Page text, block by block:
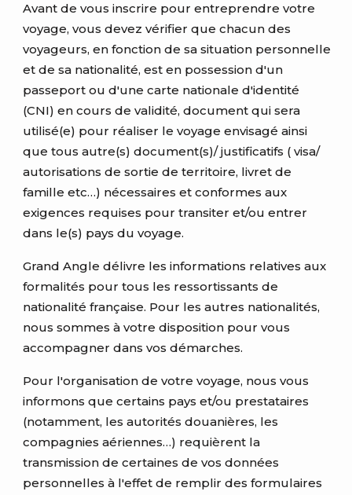
Avant de vous inscrire pour entreprendre votre
voyage, vous devez vérifier que chacun des
voyageurs, en fonction de sa situation personnelle
et de sa nationalité, est en possession d'un
passeport ou d'une carte nationale d'identité
(CNI) en cours de validité, document qui sera
utilisé(e) pour réaliser le voyage envisagé ainsi
que tous autre(s) document(s)/ justificatifs ( visa/
autorisations de sortie de territoire, livret de
famille etc…) nécessaires et conformes aux
exigences requises pour transiter et/ou entrer
dans le(s) pays du voyage.
Grand Angle délivre les informations relatives aux
formalités pour tous les ressortissants de
nationalité française. Pour les autres nationalités,
nous sommes à votre disposition pour vous
accompagner dans vos démarches.
Pour l'organisation de votre voyage, nous vous
informons que certains pays et/ou prestataires
(notamment, les autorités douanières, les
compagnies aériennes…) requièrent la
transmission de certaines de vos données
personnelles à l'effet de remplir des formulaires